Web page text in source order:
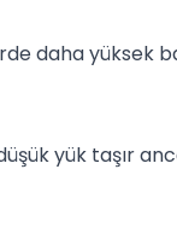
daha yüksek
yük taşır